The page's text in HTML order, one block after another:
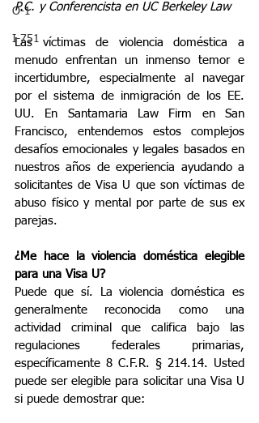
O-1
I-751
P.C. y Conferencista en UC Berkeley Law
Las víctimas de violencia doméstica a
menudo enfrentan un inmenso temor e
incertidumbre, especialmente al navegar
por el sistema de inmigración de los EE.
UU. En Santamaria Law Firm en San
Francisco, entendemos estos complejos
desafíos emocionales y legales basados en
nuestros años de experiencia ayudando a
solicitantes de Visa U que son víctimas de
abuso físico y mental por parte de sus ex
parejas.
¿Me hace la violencia doméstica elegible
para una Visa U?
Puede que sí. La violencia doméstica es
generalmente reconocida como una
actividad criminal que califica bajo las
regulaciones federales primarias,
específicamente 8 C.F.R. § 214.14. Usted
puede ser elegible para solicitar una Visa U
si puede demostrar que: